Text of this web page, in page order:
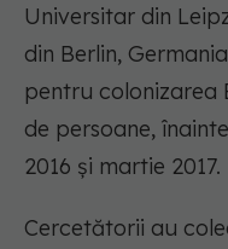
Universitar din
din Berlin,
pentru colonizarea
de persoane,
2016 și martie 2017.
Cercetătorii au